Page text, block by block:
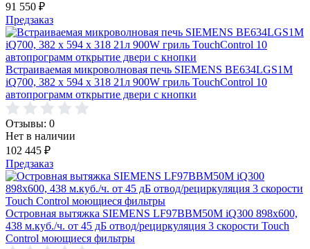
91 550 ₽
Предзаказ
Встраиваемая микроволновая печь SIEMENS BE634LGS1M
iQ700, 382 x 594 x 318 21л 900W гриль TouchControl 10
автопрограмм открытие двери с кнопки
Отзывы: 0
Нет в наличии
102 445 ₽
Предзаказ
Островная вытяжка SIEMENS LF97BBM50M iQ300 898x600,
438 м.куб./ч. от 45 дБ отвод/рециркуляция 3 скорости Touch
Control моющиеся фильтры